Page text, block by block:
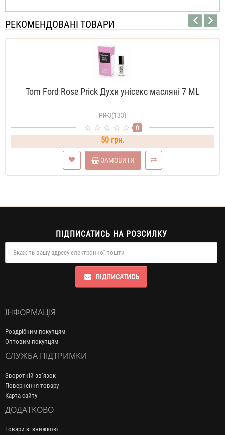
РЕКОМЕНДОВАНІ ТОВАРИ
Tom Ford Rose Prick Духи унісекс масляні 7 ML
PR-3(133)
0
50 грн.
ЗАМОВИТИ
ПІДПИСАТИСЬ НА РОЗСИЛКУ
ПІДПИСАТИСЬ
ІНФОРМАЦІЯ
Роздрібним покупцям
Оптовим покупцям
СЛУЖБА ПІДТРИМКИ
Зворотній зв’язок
Повернення товару
Карта сайту
ДОДАТКОВО
Товари зі знижкою